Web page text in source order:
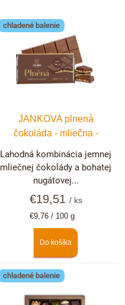
chladené balenie
JANKOVA plnená
čokoláda - mliečna -
€19,51 / ks
Jednotková
€9,76 / 100 g
Do košíka
Lahodná kombinácia jemnej
mliečnej čokolády a bohatej
nugátovej...
chladené balenie